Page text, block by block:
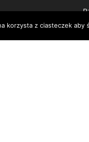
Nie: Nieczynne
korzysta z ciasteczek aby